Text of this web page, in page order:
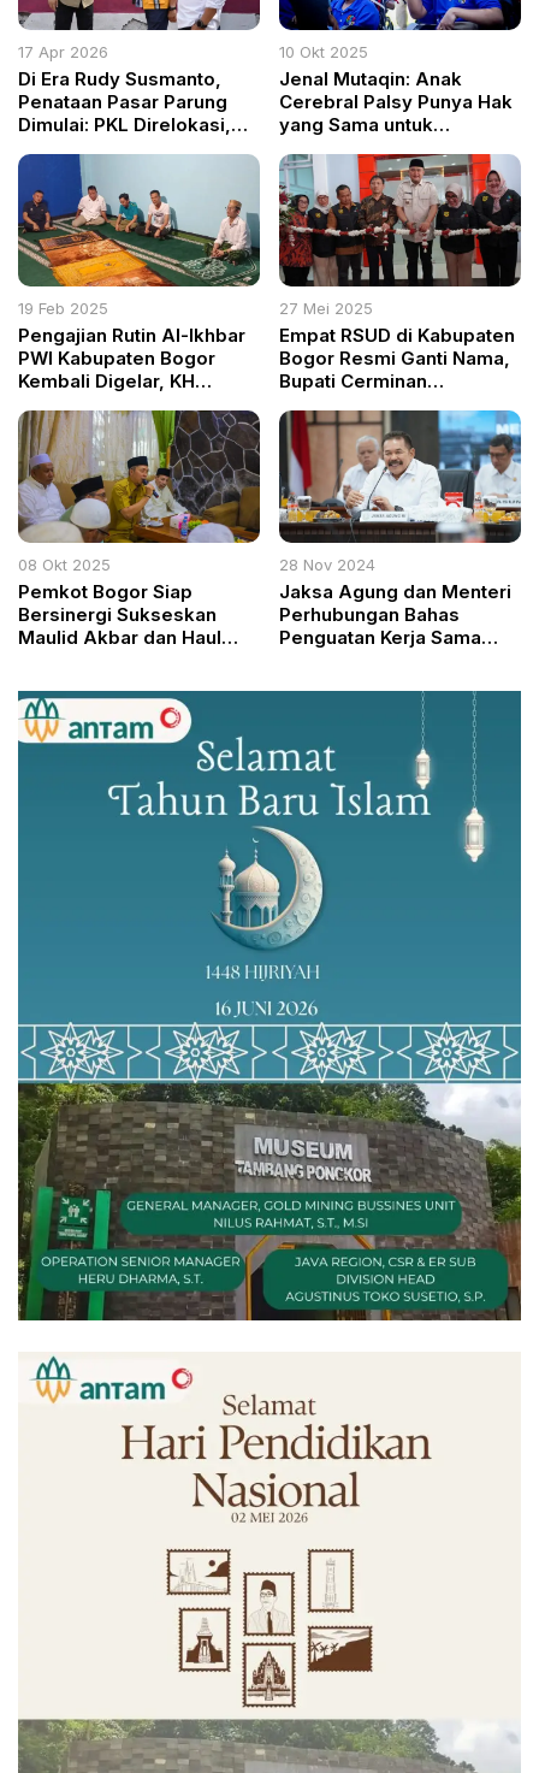
17 Apr 2026
Di Era Rudy Susmanto,
Penataan Pasar Parung
Dimulai: PKL Direlokasi,
10 Okt 2025
Jenal Mutaqin: Anak
Cerebral Palsy Punya Hak
yang Sama untuk
19 Feb 2025
Pengajian Rutin Al-Ikhbar
PWI Kabupaten Bogor
Kembali Digelar, KH
Sampaikan Tausiah
Menjelang Ramadan
27 Mei 2025
Empat RSUD di Kabupaten
Bogor Resmi Ganti Nama,
Bupati Cerminan
Profesional dan
Bermartabat
08 Okt 2025
Pemkot Bogor Siap
Bersinergi Sukseskan
Maulid Akbar dan Haul
28 Nov 2024
Jaksa Agung dan Menteri
Perhubungan Bahas
Penguatan Kerja Sama